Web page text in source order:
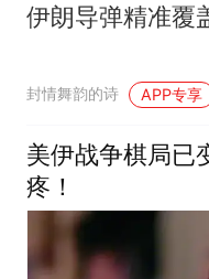
伊朗导弹精准覆
封情舞韵的诗 APP专享
美伊战争棋局已
疼！